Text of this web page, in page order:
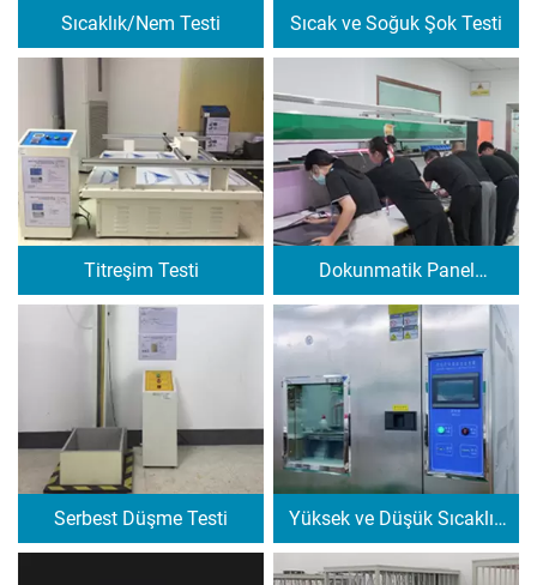
Sıcaklık/Nem Testi Sıcak ve Soğuk Şok Testi
Titreşim Testi Dokunmatik Panel
Algılama
Serbest Düşme Testi Yüksek ve Düşük Sıcaklık
Testi